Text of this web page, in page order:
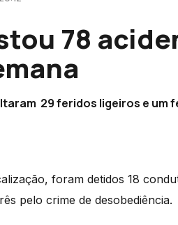
78
29 feridos ligeiros e um
foram detidos 18
pelo crime de desobediência.